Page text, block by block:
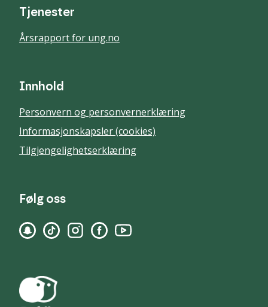
Tjenester
Årsrapport for ung.no
Innhold
Personvern og personvernerklæring
Informasjonskapsler (cookies)
Tilgjengelighetserklæring
Følg oss